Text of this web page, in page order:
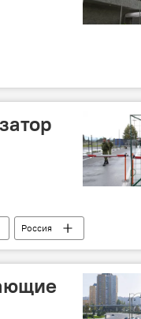
Россия
служба РФ
Граница